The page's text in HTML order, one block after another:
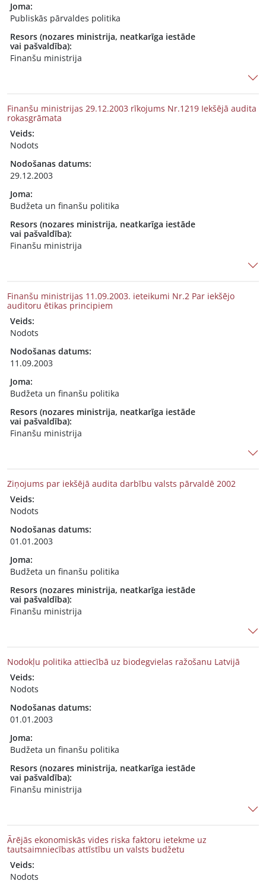
Joma:
Publiskās pārvaldes politika
Resors (nozares ministrija, neatkarīga iestāde
vai pašvaldība):
Finanšu ministrija
Finanšu ministrijas 29.12.2003 rīkojums Nr.1219 Iekšējā audita
rokasgrāmata
Veids:
Nodots
Nodošanas datums:
29.12.2003
Joma:
Budžeta un finanšu politika
Resors (nozares ministrija, neatkarīga iestāde
vai pašvaldība):
Finanšu ministrija
Finanšu ministrijas 11.09.2003. ieteikumi Nr.2 Par iekšējo
auditoru ētikas principiem
Veids:
Nodots
Nodošanas datums:
11.09.2003
Joma:
Budžeta un finanšu politika
Resors (nozares ministrija, neatkarīga iestāde
vai pašvaldība):
Finanšu ministrija
Ziņojums par iekšējā audita darbību valsts pārvaldē 2002
Veids:
Nodots
Nodošanas datums:
01.01.2003
Joma:
Budžeta un finanšu politika
Resors (nozares ministrija, neatkarīga iestāde
vai pašvaldība):
Finanšu ministrija
Nodokļu politika attiecībā uz biodegvielas ražošanu Latvijā
Veids:
Nodots
Nodošanas datums:
01.01.2003
Joma:
Budžeta un finanšu politika
Resors (nozares ministrija, neatkarīga iestāde
vai pašvaldība):
Finanšu ministrija
Ārējās ekonomiskās vides riska faktoru ietekme uz
tautsaimniecības attīstību un valsts budžetu
Veids:
Nodots